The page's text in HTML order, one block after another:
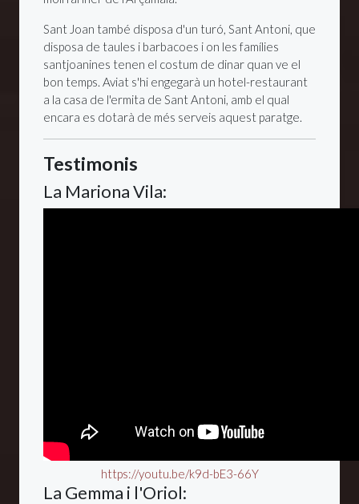
Sant Joan també disposa d'un turó, Sant Antoni, que
disposa de taules i barbacoes i on les famílies
santjoanines tenen el costum de dinar quan ve el
bon temps. Aviat s'hi engegarà un hotel-restaurant
a la casa de l'ermita de Sant Antoni, amb el qual
encara es dotarà de més serveis aquest paratge.
Testimonis
La Mariona Vila:
https://youtu.be/k9d-bE3-66Y
La Gemma i l'Oriol: